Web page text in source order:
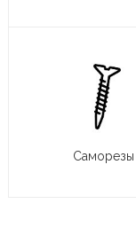
Саморезы